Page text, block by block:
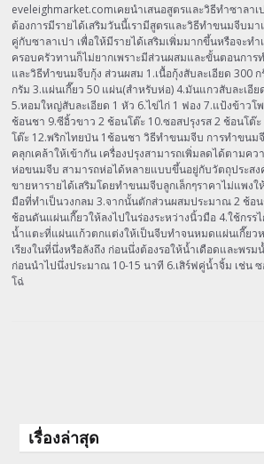
eveleighmarket.comเคยนำเสนอสูตรและวิธีทำซาลา
ต้องการมีรายได้เสริมวันนี้เรามีสูตรและวิธีทำขนมจีบม
คู่กับซาลาเปา เพื่อให้มีรายได้เสริมเพิ่มมากขึ้นหรือจะท
ครอบครัวทานก็ไม่ยากเพราะมีส่วนผสมและขั้นตอนการ
และวิธีทำขนมจีบกุ้ง ส่วนผสม 1.เนื้อกุ้งสับละเอียด 300
กรัม 3.แผ่นเกี๊ยว 50 แผ่น(สำหรับห่อ) 4.มันแกวสับละเอี
5.หอมใหญ่สับละเอียด 1 หัว 6.ไข่ไก่ 1 ฟอง 7.แป้งข้าวโ
ช้อนชา 9.ซีอิ้วขาว 2 ช้อนโต๊ะ 10.ซอสปรุงรส 2 ช้อนโต๊
โต๊ะ 12.พริกไทยป่น 1ช้อนชา วิธีทำขนมจีบ การทำขน
คลุกเคล้าให้เข้ากัน เครื่องปรุงสามารถเพิ่มลดได้ตามค
ห่อขนมจีบ สามารถห่อได้หลายแบบขึ้นอยู่กับวัตถุประสง
ขายหารายได้เสริมโดยทำขนมจีบลูกเล็กๆราคาไม่แพง
มือที่ทำเป็นวงกลม 3.จากนั้นตักส่วนผสมประมาณ 2 ช้อ
ช้อนดันแผ่นเกี๊ยวให้ลงไปในร่องระหว่างนิ้วมือ 4.ใช้กร
น้ำแตะที่แผ่นแก้วตกแต่งให้เป็นจีบทำจนหมดแผ่นเกี๊ยว
เรียงในที่นึ่งหรือลังถึง ก่อนนึ่งต้องรอให้น้ำเดือดและพร
ก่อนนำไปนึ่งประมาณ 10-15 นาที 6.เสิร์ฟคู่น้ำจิ้ม เช่น ซ
โฉ่
เรื่องล่าสุด